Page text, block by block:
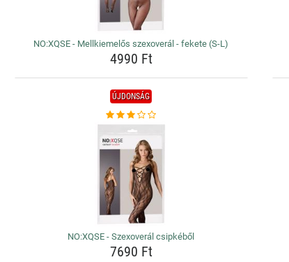
NO:XQSE - Mellkiemelős szexoverál - fekete (S-L)
4990 Ft
ÚJDONSÁG
NO:XQSE - Szexoverál csipkéből
7690 Ft